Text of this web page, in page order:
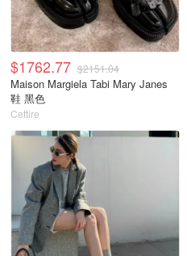
$1762.77 $2151.04
Maison Margiela Tabi Mary Janes
鞋 黑色
Cettire